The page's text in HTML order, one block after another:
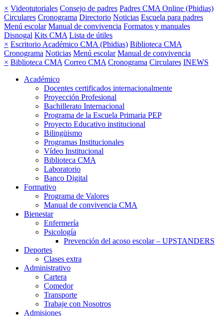
× Videotutoriales Consejo de padres Padres CMA Online (Phidias)
Circulares Cronograma Directorio Noticias Escuela para padres
Menú escolar Manual de convivencia Formatos y manuales
Disnogal Kits CMA Lista de útiles
× Escritorio Académico CMA (Phidias) Biblioteca CMA
Cronograma Noticias Menú escolar Manual de convivencia
× Biblioteca CMA Correo CMA Cronograma Circulares INEWS
Académico
Docentes certificados internacionalmente
Proyección Profesional
Bachillerato Internacional
Programa de la Escuela Primaria PEP
Proyecto Educativo institucional
Bilingüismo
Programas Institucionales
Vídeo Institucional
Biblioteca CMA
Laboratorio
Banco Digital
Formativo
Programa de Valores
Manual de convivencia CMA
Bienestar
Enfermería
Psicología
Prevención del acoso escolar – UPSTANDERS
Deportes
Clases extra
Administrativo
Cartera
Comedor
Transporte
Trabaje con Nosotros
Admisiones